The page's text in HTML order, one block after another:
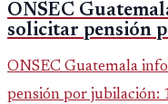
ONSEC
solicitar pensión
ONSEC Guatemala
pensión por jubilación: